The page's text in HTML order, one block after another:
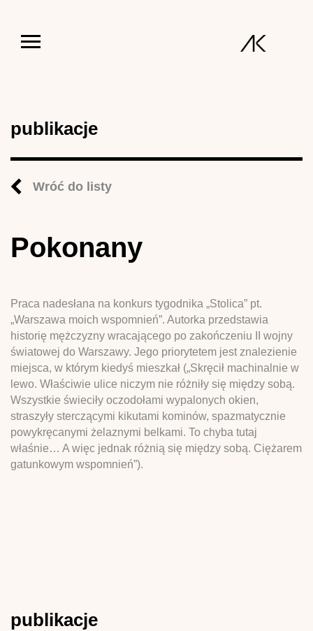
publikacje
Wróć do listy
Pokonany
Praca nadesłana na konkurs tygodnika „Stolica” pt.
„Warszawa moich wspomnień”. Autorka przedstawia
historię mężczyzny wracającego po zakończeniu II wojny
światowej do Warszawy. Jego priorytetem jest znalezienie
miejsca, w którym kiedyś mieszkał („Skręcił machinalnie w
lewo. Właściwie ulice niczym nie różniły się między sobą.
Wszystkie świeciły oczodołami wypalonych okien,
straszyły sterczącymi kikutami kominów, spazmatycznie
powykręcanymi żelaznymi belkami. To chyba tutaj
właśnie… A więc jednak różnią się między sobą. Ciężarem
gatunkowym wspomnień”).
publikacje